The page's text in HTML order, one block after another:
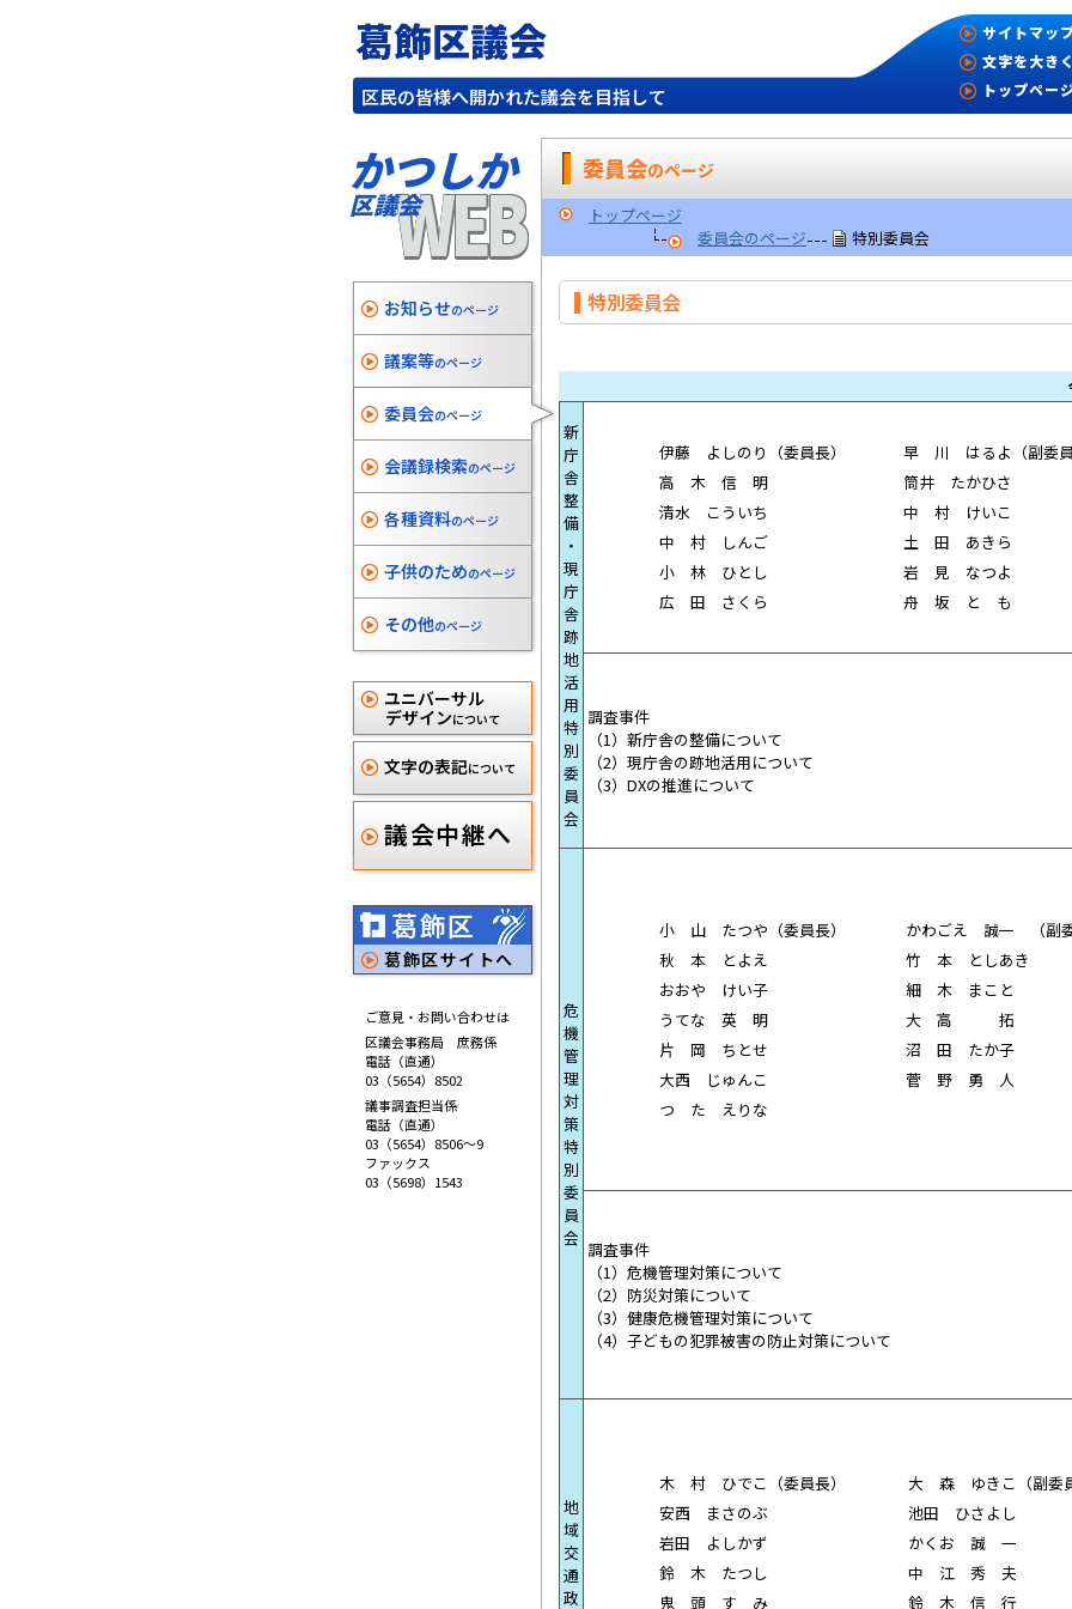
葛飾区議会
区民の皆様へ開かれた議会を目指して
サイトマッ
文字を大き
トップペー
かつしか
区議会WEB
お知らせのページ
議案等のページ
委員会のページ
会議録検索のページ
各種資料のページ
子供のためのページ
その他のページ
ユニバーサル
デザインについて
文字の表記について
議会中継へ
葛飾区
葛飾区サイトへ
ご意見・お問い合わせは
区議会事務局 庶務係
電話（直通）
03（5654）8502
議事調査担当係
電話（直通）
03（5654）8506～9
ファックス
03（5698）1543
委員会のページ
トップページ
委員会のページ
特別委員会
特別委員会
新
庁
舎
整
備
・
現
庁
舎
跡
地
活
用
特
別
委
員
会
伊藤 よしのり（委員長）
早 川 はるよ（副委
高 木 信 明
筒井 たかひさ
清水 こういち
中 村 けいこ
中 村 しんご
土 田 あきら
小 林 ひとし
岩 見 なつよ
広 田 さくら
舟 坂 と も
調査事件
（1）新庁舎の整備について
（2）現庁舎の跡地活用について
（3）DXの推進について
危
機
管
理
対
策
特
別
委
員
会
小 山 たつや（委員長）
かわごえ 誠一 （副
秋 本 とよえ
竹 本 としあき
おおや けい子
細 木 まこと
うてな 英 明
大 高 拓
片 岡 ちとせ
沼 田 たか子
大西 じゅんこ
菅 野 勇 人
つ た えりな
調査事件
（1）危機管理対策について
（2）防災対策について
（3）健康危機管理対策について
（4）子どもの犯罪被害の防止対策について
地
域
交
通
政
木 村 ひでこ（委員長）
大 森 ゆきこ（副委
安西 まさのぶ
池田 ひさよし
岩田 よしかず
かくお 誠 一
鈴 木 たつし
中 江 秀 夫
鬼 頭 す み
鈴 木 信 行